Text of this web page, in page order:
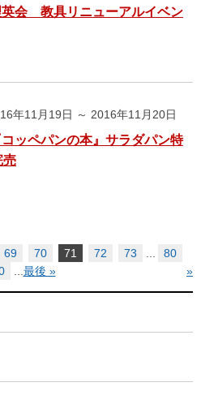
会 教具リニューアルイベン
年11月19日 ～ 2016年11月20日
コッペパンの本』サラダパン特
売
69 70 71 72 73
80
»
最後 »